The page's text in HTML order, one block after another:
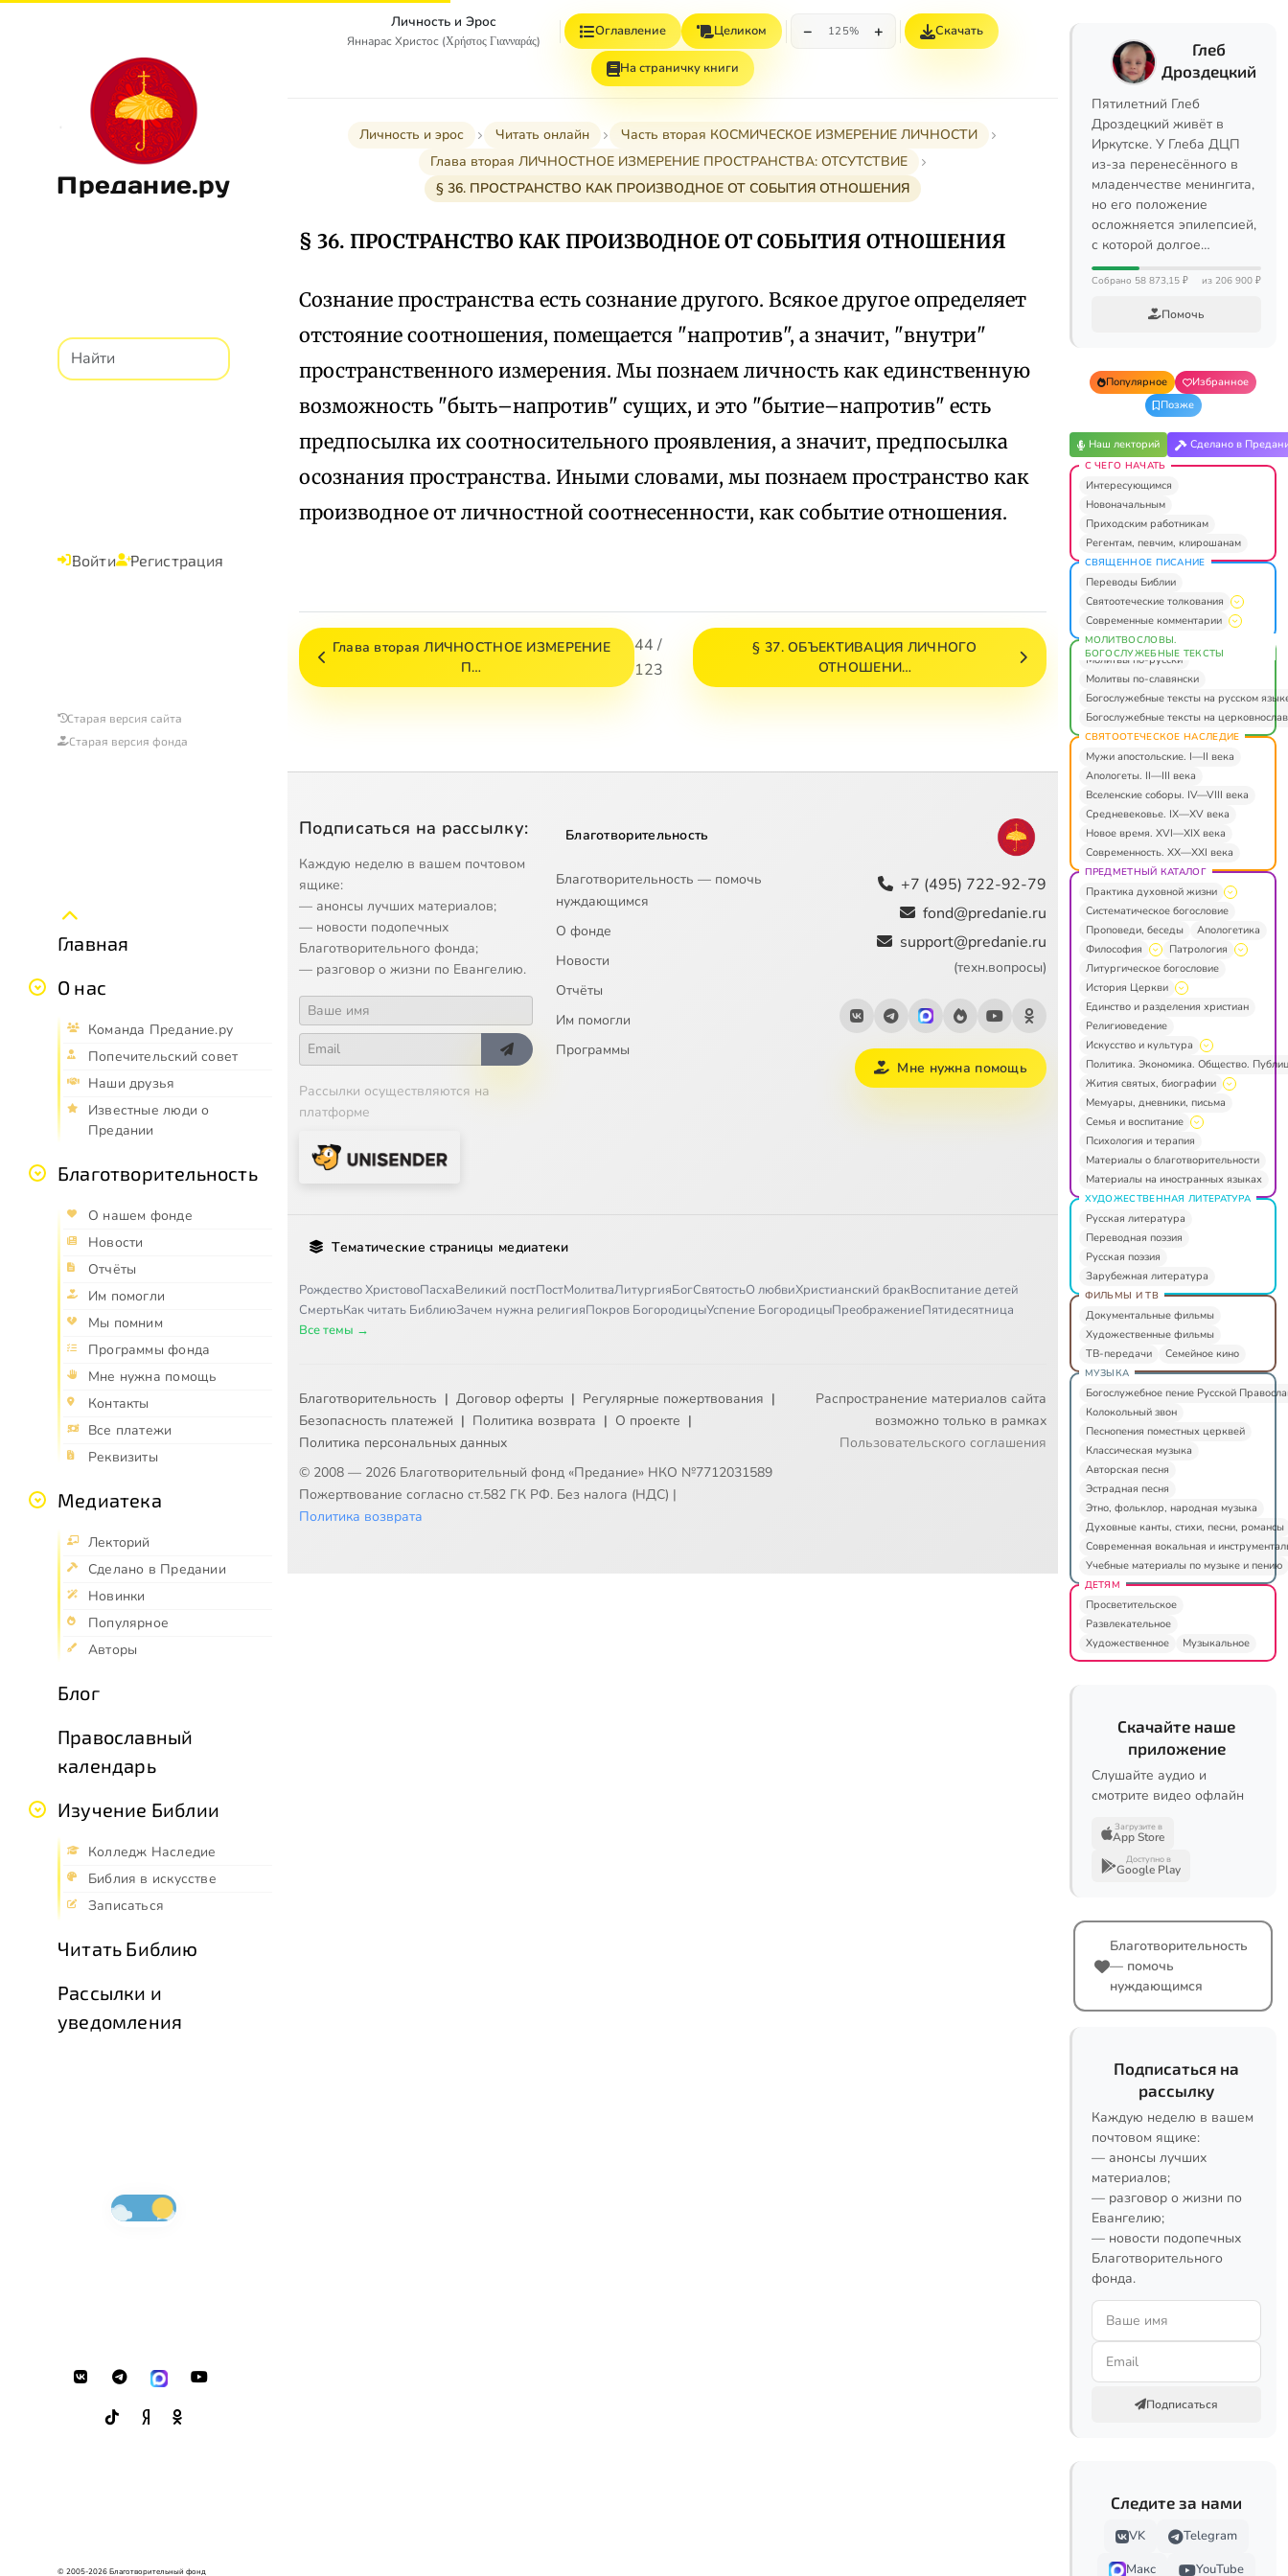
Предание.ру
Войти Регистрация
Старая версия сайта
Старая версия фонда
Главная
О нас
Команда Предание.ру
Попечительский совет
Наши друзья
Известные люди о
Предании
Благотворительность
О нашем фонде
Новости
Отчёты
Им помогли
Мы помним
Программы фонда
Мне нужна помощь
Контакты
Все платежи
Реквизиты
Медиатека
Лекторий
Сделано в Предании
Новинки
Популярное
Авторы
Блог
Православный
календарь
Изучение Библии
Колледж Наследие
Библия в искусстве
Записаться
Читать Библию
Рассылки и
уведомления
© 2005-2026 Благотворительный фонд
Личность и Эрос
Яннарас Христос (Χρήστος Γιανναράς)
Оглавление Целиком − 125% + Скачать
На страничку книги
Личность и эрос Читать онлайн
Часть вторая КОСМИЧЕСКОЕ ИЗМЕРЕНИЕ ЛИЧНОСТИ
Глава вторая ЛИЧНОСТНОЕ ИЗМЕРЕНИЕ ПРОСТРАНСТВА: ОТСУТСТВИЕ
§ 36. ПРОСТРАНСТВО КАК ПРОИЗВОДНОЕ ОТ СОБЫТИЯ ОТНОШЕНИЯ
§ 36. ПРОСТРАНСТВО КАК ПРОИЗВОДНОЕ ОТ СОБЫТИЯ ОТНОШЕНИЯ
Сознание пространства есть сознание другого. Всякое другое определяет
отстояние соотношения, помещается "напротив", а значит, "внутри"
пространственного измерения. Мы познаем личность как единственную
возможность "быть–напротив" сущих, и это "бытие–напротив" есть
предпосылка их соотносительного проявления, а значит, предпосылка
осознания пространства. Иными словами, мы познаем пространство как
производное от личностной соотнесенности, как событие отношения.
Глава вторая ЛИЧНОСТНОЕ ИЗМЕРЕНИЕ
П…
44 /
123
§ 37. ОБЪЕКТИВАЦИЯ ЛИЧНОГО
ОТНОШЕНИ…
Подписаться на рассылку:
Каждую неделю в вашем почтовом
ящике:
— анонсы лучших материалов;
— новости подопечных
Благотворительного фонда;
— разговор о жизни по Евангелию.
Рассылки осуществляются на
платформе
Благотворительность
Благотворительность — помочь
нуждающимся
О фонде
Новости
Отчёты
Им помогли
Программы
+7 (495) 722-92-79
fond@predanie.ru
support@predanie.ru
(техн.вопросы)
Мне нужна помощь
Тематические страницы медиатеки
Рождество ХристовоПасхаВеликий постПостМолитваЛитургияБогСвятостьО любвиХристианский бракВоспитание детей
СмертьКак читать БиблиюЗачем нужна религияПокров БогородицыУспение БогородицыПреображениеПятидесятница
Все темы →
Благотворительность | Договор оферты | Регулярные пожертвования |
Безопасность платежей | Политика возврата | О проекте |
Политика персональных данных
© 2008 — 2026 Благотворительный фонд «Предание» НКО №7712031589
Пожертвование согласно ст.582 ГК РФ. Без налога (НДС) |
Политика возврата
Распространение материалов сайта
возможно только в рамках
Пользовательского соглашения
Глеб
Дроздецкий
Пятилетний Глеб
Дроздецкий живёт в
Иркутске. У Глеба ДЦП
из-за перенесённого в
младенчестве менингита,
но его положение
осложняется эпилепсией,
с которой долгое…
Собрано 58 873,15 ₽ из 206 900 ₽
Помочь
Популярное
Избранное
Позже
Наш лекторий Сделано в
С ЧЕГО НАЧАТЬ
Интересующимся
Новоначальным
Приходским работникам
Регентам, певчим, клирошанам
СВЯЩЕННОЕ ПИСАНИЕ
Переводы Библии
Святоотеческие толкования
Современные комментарии
МОЛИТВОСЛОВЫ.
БОГОСЛУЖЕБНЫЕ ТЕКСТЫ
Молитвы по-русски
Молитвы по-славянски
Богослужебные тексты на русском
Богослужебные тексты на
СВЯТООТЕЧЕСКОЕ НАСЛЕДИЕ
Мужи апостольские. I—II века
Апологеты. II—III века
Вселенские соборы. IV—VIII века
Средневековье. IX—XV века
Новое время. XVI—XIX века
Современность. XX—XXI века
ПРЕДМЕТНЫЙ КАТАЛОГ
Практика духовной жизни
Систематическое богословие
Проповеди, беседы
Апологетика
Философия
Патрология
Литургическое богословие
История Церкви
Единство и разделения христиан
Религиоведение
Искусство и культура
Политика. Экономика. Общество.
Жития святых, биографии
Мемуары, дневники, письма
Семья и воспитание
Психология и терапия
Материалы о благотворительности
Материалы на иностранных языках
ХУДОЖЕСТВЕННАЯ ЛИТЕРАТУРА
Русская литература
Переводная поэзия
Русская поэзия
Зарубежная литература
ФИЛЬМЫ И ТВ
Документальные фильмы
Художественные фильмы
ТВ-передачи
Семейное кино
МУЗЫКА
Богослужебное пение Русской
Колокольный звон
Песнопения поместных церквей
Классическая музыка
Авторская песня
Эстрадная песня
Этно, фольклор, народная музыка
Духовные канты, стихи, песни, романсы
Современная вокальная и
Учебные материалы по музыке и пению
ДЕТЯМ
Просветительское
Развлекательное
Художественное
Музыкальное
Скачайте наше
приложение
Слушайте аудио и
смотрите видео офлайн
Загрузите в
App Store
Доступно в
Google Play
Благотворительность
— помочь
нуждающимся
Подписаться на
рассылку
Каждую неделю в вашем
почтовом ящике:
— анонсы лучших
материалов;
— разговор о жизни по
Евангелию;
— новости подопечных
Благотворительного
фонда.
Подписаться
Следите за нами
VK
Telegram
Макс
YouTube